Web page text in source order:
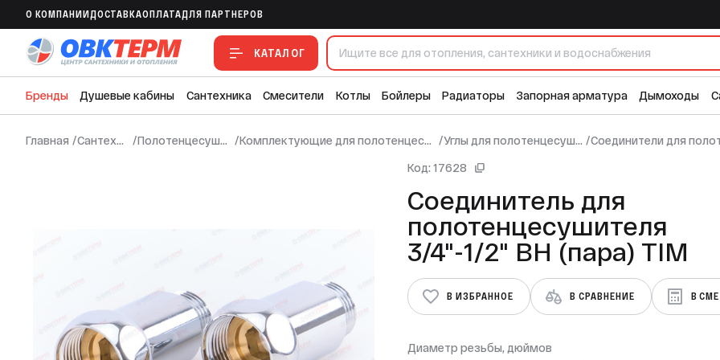
O КОМПАНИИ ДОСТАВКАОПЛАТАДЛЯ ПАРТНЕРОВ
КАТАЛОГ
Бренды Душевые кабины Сантехника Смесители Котлы Бойлеры Радиаторы Запорная арматура Дымоходы
Главная / Сантехника / Полотенцесушители / Комплектующие для полотенцесушителей / Углы для полотенцесушителей /
Код: 17628
Соединитель для
полотенцесушителя
3/4"-1/2" ВН (пара) TIM
В ИЗБРАННОЕ В СРАВНЕНИЕ В
Диаметр резьбы, дюймов
Соединитель для полотенцесушителя 3/4"-1/2" ВН (пара) TIM
В ИЗБРАННОЕ В СРАВНЕНИЕ В СМЕТУ